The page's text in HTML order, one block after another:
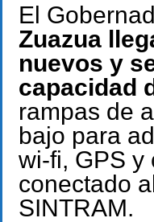
El
Zuazua
nuevos y
capacidad
rampas de
bajo para
wi-fi, GPS y
conectado
SINTRAM.